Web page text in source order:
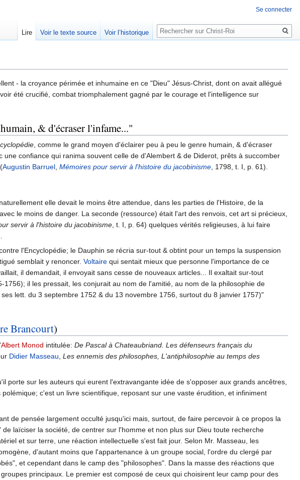
- la croyance périmée et inhumaine en ce "Dieu" Jésus-Christ, dont on avait allégué
été crucifié, combat triomphalement gagné par le courage et l'intelligence sur
& d'écraser l'infame..."
, comme le grand moyen d'éclairer peu à peu le genre humain, & d'écraser
une confiance qui ranima souvent celle de d'Alembert & de Diderot, prêts à succomber
Augustin Barruel, Mémoires pour servir à l'histoire du jacobinisme, 1798, t. I, p. 61).
elle devait le moins être attendue, dans les parties de l'Histoire, de la
le moins de danger. La seconde (ressource) était l'art des renvois, cet art si précieux,
servir à l'histoire du jacobinisme , t. I, p. 64) quelques vérités religieuses, à lui faire
l'Encyclopédie; le Dauphin se récria sur-tout & obtint pour un temps la suspension
semblait y renoncer. Voltaire qui sentait mieux que personne l'importance de ce
il demandait, il envoyait sans cesse de nouveaux articles... Il exaltait sur-tout
il les pressait, les conjurait au nom de l'amitié, au nom de la philosophie de
lett. du 3 septembre 1752 & du 13 novembre 1756, surtout du 8 janvier 1757)"
Brancourt)
Albert Monod intitulée: De Pascal à Chateaubriand. Les défenseurs français du
Didier Masseau Les ennemis des philosophes, L'antiphilosophie au temps des
sur les auteurs qui eurent l'extravangante idée de s'opposer aux grands ancêtres,
c'est un livre scientifique, reposant sur une vaste érudition, et infiniment
de pensée largement occulté jusqu'ici mais, surtout, de faire percevoir à ce propos la
laïciser la société, de centrer sur l'homme et non plus sur Dieu toute recherche
et sur terre, une réaction intellectuelle s'est fait jour. Selon Mr. Masseau, les
d'autant moins que l'appartenance à un groupe social, l'ordre du clergé par
et cependant dans le camp des "philosophes". Dans la masse des réactions que
groupes principaux. Le premier est composé de ceux qui choisirent leur camp pour des
Se connecter
Lire Voir le texte source Voir l’historique
Rechercher